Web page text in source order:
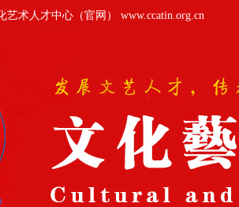
艺术人才中心（官网） www.ccatin.org.cn